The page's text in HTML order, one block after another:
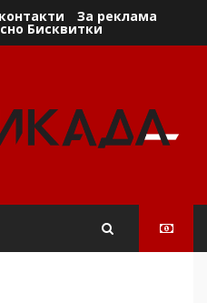
За реклама
Бисквитки